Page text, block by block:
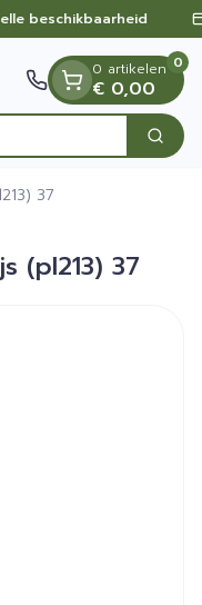
beschikbaarheid
Zoek
0 artikelen
€ 0,00
0
37
(pl213) 37